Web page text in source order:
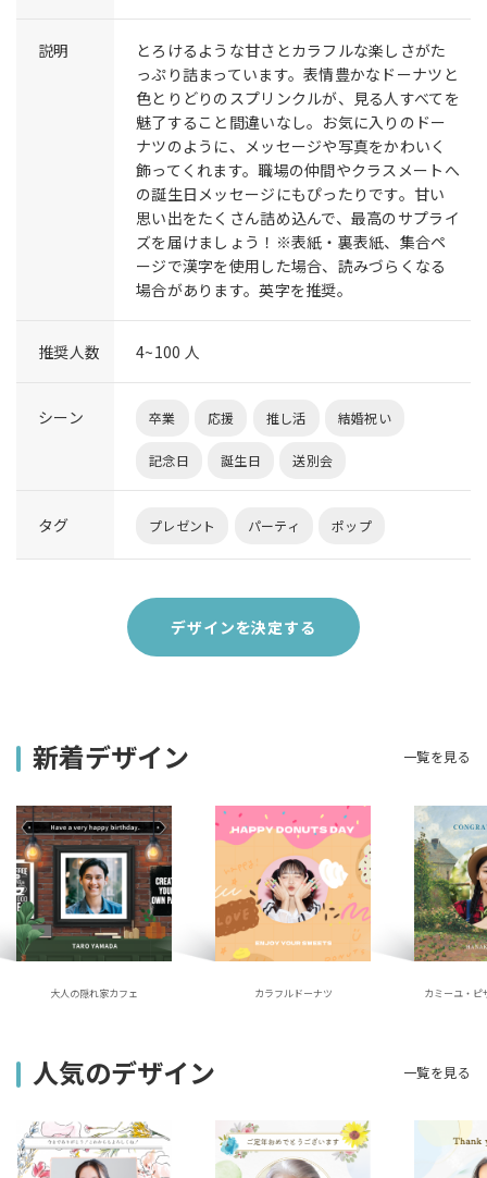
説明
とろけるような甘さとカラフルな楽しさがた
っぷり詰まっています。表情豊かなドーナツと
色とりどりのスプリンクルが、見る人すべてを
魅了すること間違いなし。お気に入りのドー
ナツのように、メッセージや写真をかわいく
飾ってくれます。職場の仲間やクラスメートへ
の誕生日メッセージにもぴったりです。甘い
思い出をたくさん詰め込んで、最高のサプライ
ズを届けましょう！※表紙・裏表紙、集合ペ
ージで漢字を使用した場合、読みづらくなる
場合があります。英字を推奨。
推奨人数 4~100 人
シーン 卒業 応援 推し活 結婚祝い
記念日 誕生日 送別会
タグ プレゼント パーティ ポップ
デザインを決定する
新着デザイン 一覧を見る
大人の隠れ家カフェ カラフルドーナツ カミーユ・ピ
人気のデザイン 一覧を見る